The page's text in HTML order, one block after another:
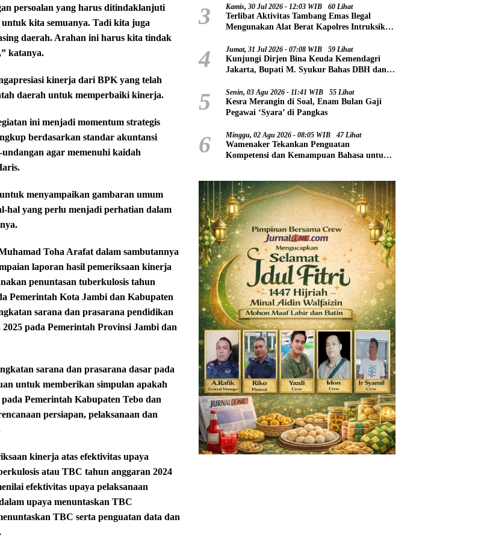
persoalan yang harus ditindaklanjuti
kita semuanya. Tadi kita juga
daerah. Arahan ini harus kita tindak
katanya.
kinerja dari BPK yang telah
daerah untuk memperbaiki kinerja.
ini menjadi momentum strategis
berdasarkan standar akuntansi
agar memenuhi kaidah
menyampaikan gambaran umum
hal yang perlu menjadi perhatian dalam
Toha Arafat dalam sambutannya
laporan hasil pemeriksaan kinerja
penuntasan tuberkulosis tahun
Pemerintah Kota Jambi dan Kabupaten
sarana dan prasarana pendidikan
pada Pemerintah Provinsi Jambi dan
sarana dan prasarana dasar pada
untuk memberikan simpulan apakah
Pemerintah Kabupaten Tebo dan
persiapan, pelaksanaan dan
kinerja atas efektivitas upaya
atau TBC tahun anggaran 2024
efektivitas upaya pelaksanaan
upaya menuntaskan TBC
TBC serta penguatan data dan
3 Kamis, 30 Jul 2026 - 12:03 WIB 60 Lihat
Terlibat Aktivitas Tambang Emas Ilegal
Mengunakan Alat Berat Kapolres Intruksikan
SD 94 Desa Tanjung Mudo
4 Jumat, 31 Jul 2026 - 07:08 WIB 59 Lihat
Kunjungi Dirjen Bina Keuda Kemendagri
Jakarta, Bupati M. Syukur Bahas DBH dan
5 Senin, 03 Agu 2026 - 11:41 WIB 55 Lihat
Kesra Merangin di Soal, Enam Bulan Gaji
Pegawai ‘Syara’ di Pangkas
6 Minggu, 02 Agu 2026 - 08:05 WIB 47 Lihat
Wamenaker Tekankan Penguatan
Kompetensi dan Kemampuan Bahasa untuk